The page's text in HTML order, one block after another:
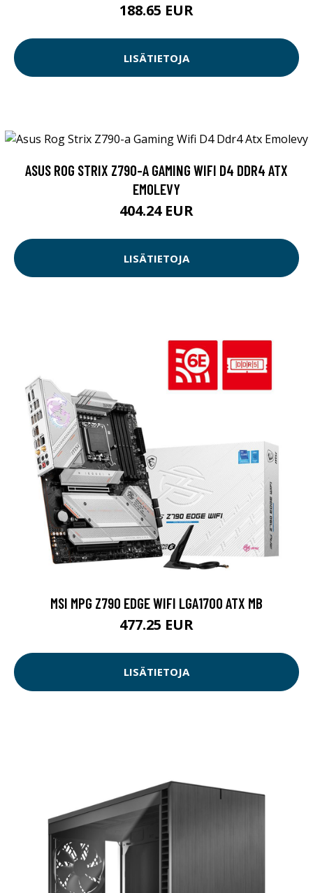
188.65 EUR
LISÄTIETOJA
ASUS ROG STRIX Z790-A GAMING WIFI D4 DDR4 ATX
EMOLEVY
404.24 EUR
LISÄTIETOJA
MSI MPG Z790 EDGE WIFI LGA1700 ATX MB
477.25 EUR
LISÄTIETOJA